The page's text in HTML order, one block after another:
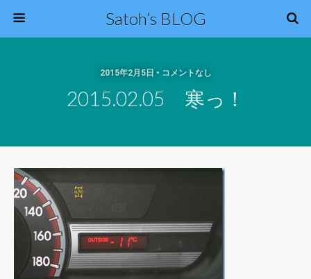
Satoh’s BLOG
2015年2月5日 • コメントなし
2015.02.05 寒っ！